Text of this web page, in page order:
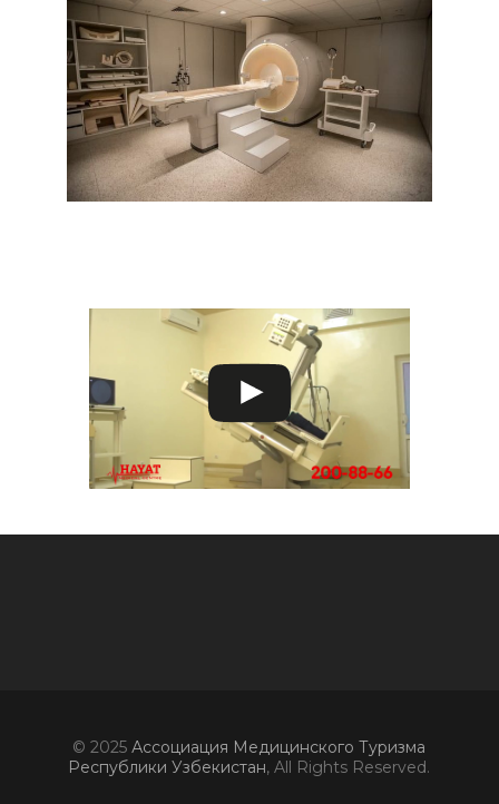
© 2025Ассоциация Медицинского Туризма
Республики Узбекистан, All Rights Reserved.